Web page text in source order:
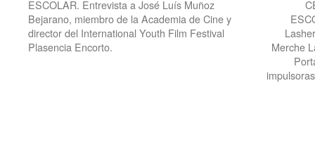
ESCOLAR. Entrevista a José Luís Muñoz
Bejarano, miembro de la Academia de Cine y
director del International Youth Film Festival
Plasencia Encorto.
Merche